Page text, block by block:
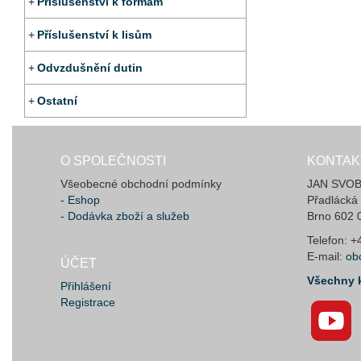
Příslušenství k lisům
Odvzdušnění dutin
Ostatní
O SPOLEČNOSTI
Všeobecné obchodní podmínky
- Eshop
- Dodávka zboží a služeb
ÚČET
Přihlášení
Registrace
JAN
Přadlácká
Brno 602
Telefon:
E-mail:
Všechny